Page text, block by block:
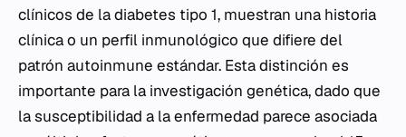
clínicos de la diabetes tipo 1, muestran una historia
clínica o un perfil inmunológico que difiere del
patrón autoinmune estándar. Esta distinción es
importante para la investigación genética, dado que
la susceptibilidad a la enfermedad parece asociada